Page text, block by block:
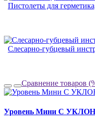
Пистолеты для
Слесарно-губцевый
Сравнение товаров
Уровень Мини С